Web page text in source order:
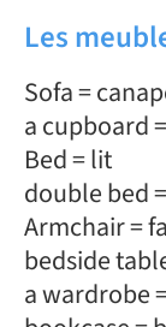
Les
Sofa =
a cupboard
Bed = lit
double bed
Armchair =
bedside
a wardrobe